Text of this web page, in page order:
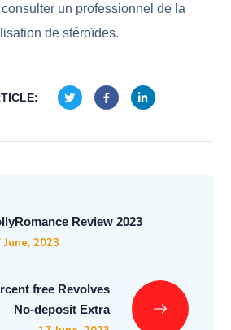
un professionnel de la
de stéroïdes.
Review 2023
June, 2023
free Revolves
No-deposit Extra